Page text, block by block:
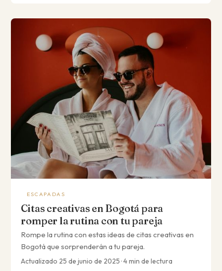
ESCAPADAS
Citas creativas en Bogotá para
romper la rutina con tu pareja
Rompe la rutina con estas ideas de citas creativas en
Bogotá que sorprenderán a tu pareja.
Actualizado 25 de junio de 2025 · 4 min de lectura